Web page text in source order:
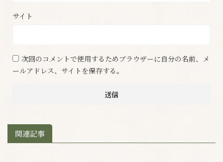
サイト
次回のコメントで使用するためブラウザーに自分の名前、メ
ールアドレス、サイトを保存する。
関連記事